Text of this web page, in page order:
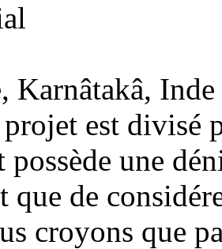
Karnâtakâ, Inde
est divisé
possède une
que de
croyons que